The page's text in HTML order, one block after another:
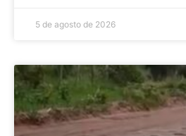
5 de agosto de 2026